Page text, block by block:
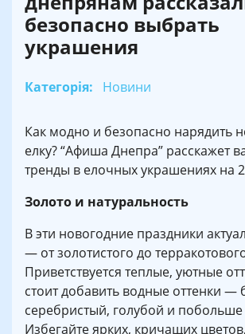
безопасно выбрать
украшения
Категорія: Новини
Как модно и безопасно нарядить
елку? “Афиша Днепра” расскажет
тренды в елочных украшениях на
Золото и натуральность
В эти новогодние праздники
— от золотистого до
Приветствуется теплые, уютные
стоит добавить водные оттенки —
серебристый, голубой и побольше
Избегайте ярких, кричащих